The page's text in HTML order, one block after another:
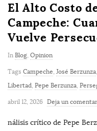
El Alto Costo
Campeche:
Vuelve
In Blog, Opinion
Tags Campeche, José Berzunza,
Libertad, Pepe Berzunza,
abril 12, 2026 Deja un
nálisis crítico de Pepe